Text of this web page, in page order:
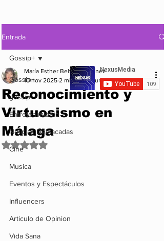
Entrada
Gossip+
gossip
Entretenimiento
Noticias Destacadas
Cine
Musica
Eventos y Espectáculos
Influencers
Articulo de Opinion
Vida Sana
Gossip+
Reconocimiento y
Virtuosismo en
Málaga
María Esther Beltrán Martínez
10 nov 2025 2 min de lectura
Obtuvo NaN de 5 estrellas.